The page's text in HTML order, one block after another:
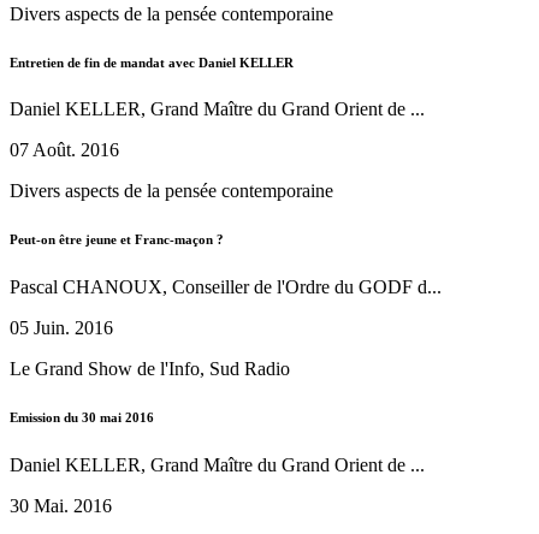
Divers aspects de la pensée contemporaine
Entretien de fin de mandat avec Daniel KELLER
Daniel KELLER, Grand Maître du Grand Orient de ...
07 Août. 2016
Divers aspects de la pensée contemporaine
Peut-on être jeune et Franc-maçon ?
Pascal CHANOUX, Conseiller de l'Ordre du GODF d...
05 Juin. 2016
Le Grand Show de l'Info, Sud Radio
Emission du 30 mai 2016
Daniel KELLER, Grand Maître du Grand Orient de ...
30 Mai. 2016